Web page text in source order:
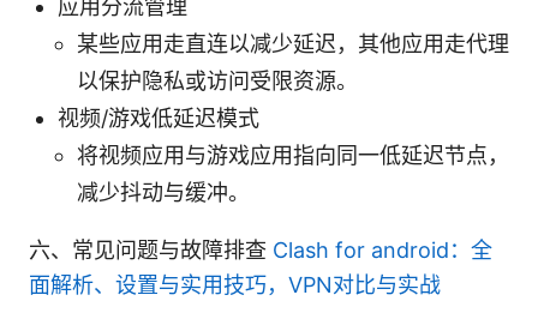
应用分流管理
某些应用走直连以减少延迟，其他应用走代理
以保护隐私或访问受限资源。
视频/游戏低延迟模式
将视频应用与游戏应用指向同一低延迟节点，
减少抖动与缓冲。
六、常见问题与故障排查 Clash for android：全
面解析、设置与实用技巧，VPN对比与实战